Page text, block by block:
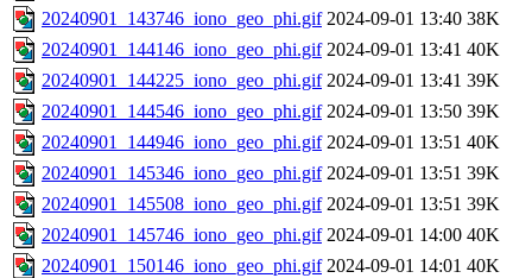
20240901_143746_iono_geo_phi.gif 2024-09-01 13:40 38K
20240901_144146_iono_geo_phi.gif 2024-09-01 13:41 40K
20240901_144225_iono_geo_phi.gif 2024-09-01 13:41 39K
20240901_144546_iono_geo_phi.gif 2024-09-01 13:50 39K
20240901_144946_iono_geo_phi.gif 2024-09-01 13:51 40K
20240901_145346_iono_geo_phi.gif 2024-09-01 13:51 39K
20240901_145508_iono_geo_phi.gif 2024-09-01 13:51 39K
20240901_145746_iono_geo_phi.gif 2024-09-01 14:00 40K
20240901_150146_iono_geo_phi.gif 2024-09-01 14:01 40K